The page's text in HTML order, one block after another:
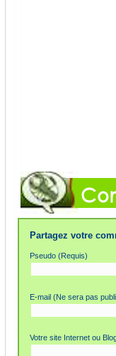
Partagez votre
Pseudo (Requis)
E-mail (Ne sera pas
Votre site Internet ou